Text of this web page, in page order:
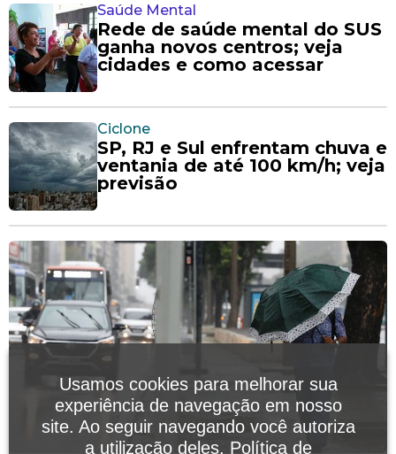
Saúde Mental
Rede de saúde mental do SUS
ganha novos centros; veja
cidades e como acessar
Ciclone
SP, RJ e Sul enfrentam chuva e
ventania de até 100 km/h; veja
previsão
Usamos cookies para melhorar sua
experiência de navegação em nosso
site. Ao seguir navegando você autoriza
a utilização deles. Política de